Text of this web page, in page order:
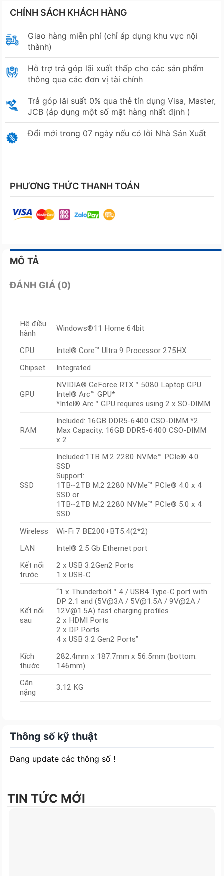
CHÍNH SÁCH KHÁCH HÀNG
Giao hàng miễn phí (chỉ áp dụng khu vực nội
thành)
Hỗ trợ trả góp lãi xuất thấp cho các sản phẩm
thông qua các đơn vị tài chính
Trả góp lãi suất 0% qua thẻ tín dụng Visa, Master,
JCB (áp dụng một số mặt hàng nhất định )
Đổi mới trong 07 ngày nếu có lỗi Nhà Sản Xuất
PHƯƠNG THỨC THANH TOÁN
MÔ TẢ
ĐÁNH GIÁ (0)
Hệ điều
hành
Windows®11 Home 64bit
CPU
Intel® Core™ Ultra 9 Processor 275HX
Chipset
Integrated
GPU
NVIDIA® GeForce RTX™ 5080 Laptop GPU
Intel® Arc™ GPU*
*Intel® Arc™ GPU requires using 2 x SO-DIMM
RAM
Included: 16GB DDR5-6400 CSO-DIMM *2
Max Capacity: 16GB DDR5-6400 CSO-DIMM
x 2
SSD
Included:1TB M.2 2280 NVMe™ PCIe® 4.0
SSD​
Support:
1TB~2TB M.2 2280 NVMe™ PCIe® 4.0 x 4
SSD or
1TB~2TB M.2 2280 NVMe™ PCIe® 5.0 x 4
SSD
Wireless
Wi-Fi 7 BE200+BT5.4(2*2)
LAN
Intel® 2.5 Gb Ethernet port
Kết nối
trước
2 x USB 3.2Gen2 Ports
1 x USB-C
Kết nối
sau
“1 x Thunderbolt™ 4 / USB4 Type-C port with
DP 2.1 and (5V@3A / 5V@1.5A / 9V@2A /
12V@1.5A) fast charging profiles
2 x HDMI Ports
2 x DP Ports
4 x USB 3.2 Gen2 Ports”
Kích
thước
282.4mm x 187.7mm x 56.5mm (bottom:
146mm)
Cân
nặng
3.12 KG
Thông số kỹ thuật
Đang update các thông số !
TIN TỨC MỚI